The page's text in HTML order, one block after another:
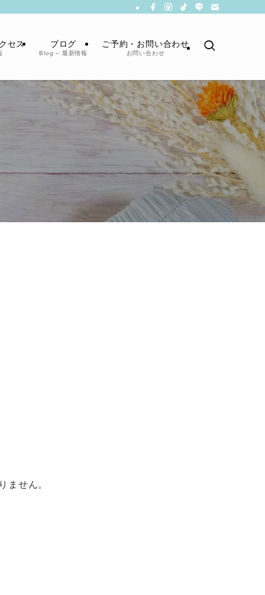
セス ブログ
Blog – 最新情報
ご予約・お問い合わせ
お問い合わせ
ません。